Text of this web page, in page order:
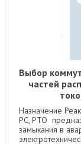
Выбор
частей
Назначение
РС, РТО
замыкания в